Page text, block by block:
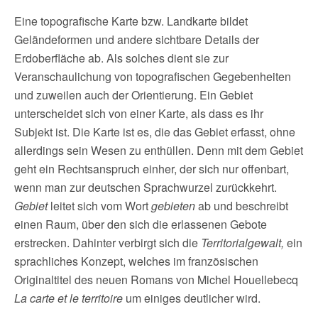
Eine topografische Karte bzw. Landkarte bildet
Geländeformen und andere sichtbare Details der
Erdoberfläche ab. Als solches dient sie zur
Veranschaulichung von topografischen Gegebenheiten
und zuweilen auch der Orientierung. Ein Gebiet
unterscheidet sich von einer Karte, als dass es ihr
Subjekt ist. Die Karte ist es, die das Gebiet erfasst, ohne
allerdings sein Wesen zu enthüllen. Denn mit dem Gebiet
geht ein Rechtsanspruch einher, der sich nur offenbart,
wenn man zur deutschen Sprachwurzel zurückkehrt.
Gebietleitet sich vom Wortgebietenab und beschreibt
einen Raum, über den sich die erlassenen Gebote
erstrecken. Dahinter verbirgt sich die Territorialgewalt, ein
sprachliches Konzept, welches im französischen
Originaltitel des neuen Romans von Michel Houellebecq
La carte et le territoire um einiges deutlicher wird.